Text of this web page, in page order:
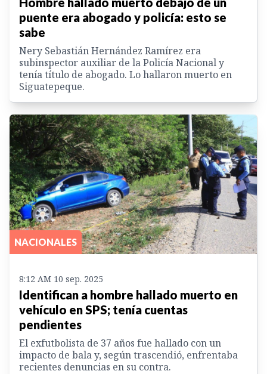
puente era abogado y policía: esto se
sabe
Nery Sebastián Hernández Ramírez era
subinspector auxiliar de la Policía Nacional y
tenía título de abogado. Lo hallaron muerto en
Siguatepeque.
NACIONALES
8:12 AM 10 sep. 2025
Identifican a hombre hallado muerto en
vehículo en SPS; tenía cuentas
pendientes
El exfutbolista de 37 años fue hallado con un
impacto de bala y, según trascendió, enfrentaba
recientes denuncias en su contra.